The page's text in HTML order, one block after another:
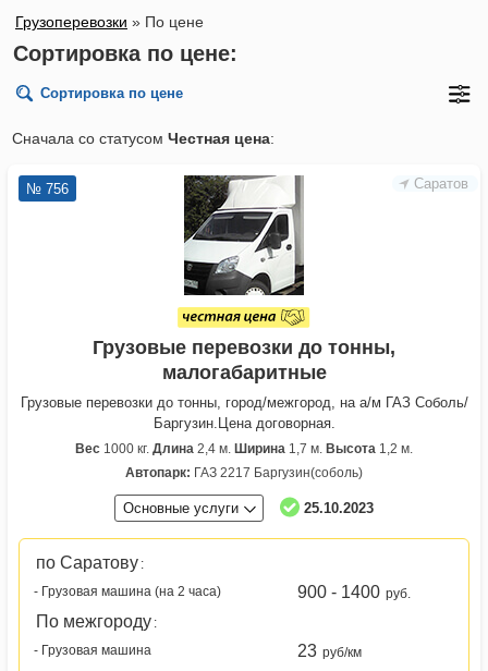
Грузоперевозки » По цене
Сортировка по цене:
Сортировка по цене
Сначала со статусом Честная цена:
Саратов
№ 756
Грузовые перевозки до тонны,
малогабаритные
Грузовые перевозки до тонны, город/межгород, на а/м ГАЗ Соболь/
Баргузин.Цена договорная.
Вес 1000 кг. Длина 2,4 м. Ширина 1,7 м. Высота 1,2 м.
Автопарк: ГАЗ 2217 Баргузин(соболь)
Основные услуги 25.10.2023
по Саратову :
- Грузовая машина (на 2 часа)
900 - 1400 руб.
По межгороду :
- Грузовая машина
23 руб/км